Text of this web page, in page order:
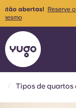
Os quartos
proporcionar aos
habitação
Tipos de quartos